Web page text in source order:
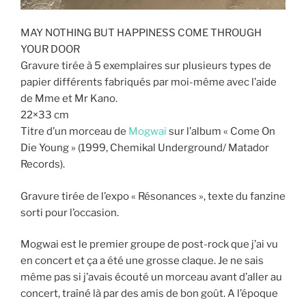
MAY NOTHING BUT HAPPINESS COME THROUGH
YOUR DOOR
Gravure tirée à 5 exemplaires sur plusieurs types de
papier différents fabriqués par moi-même avec l’aide
de Mme et Mr Kano.
22×33 cm
Titre d’un morceau de Mogwai sur l’album « Come On
Die Young » (1999, Chemikal Underground/ Matador
Records).
Gravure tirée de l’expo « Résonances », texte du fanzine
sorti pour l’occasion.
Mogwai est le premier groupe de post-rock que j’ai vu
en concert et ça a été une grosse claque. Je ne sais
même pas si j’avais écouté un morceau avant d’aller au
concert, traîné là par des amis de bon goût. A l’époque